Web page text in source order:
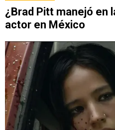
¿Brad Pitt manejó en
actor en México